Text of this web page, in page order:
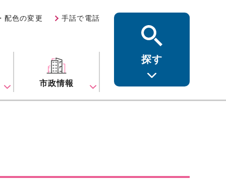
配色の変更 手話で電話
市政情報
探す